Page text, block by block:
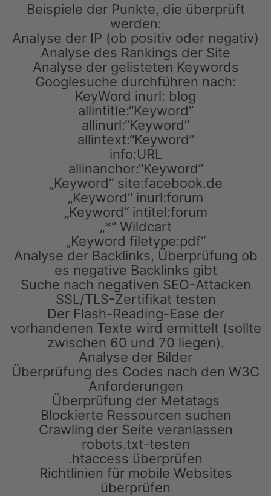
Beispiele der Punkte, die überprüft
werden:
Analyse der IP (ob positiv oder negativ)
Analyse des Rankings der Site
Analyse der gelisteten Keywords
Googlesuche durchführen nach:
KeyWord inurl: blog
allintitle:“Keyword”
allinurl:“Keyword”
allintext:“Keyword”
info:URL
allinanchor:“Keyword”
„Keyword“ site:facebook.de
„Keyword“ inurl:forum
„Keyword“ intitel:forum
„*“ Wildcart
„Keyword filetype:pdf“
Analyse der Backlinks, Überprüfung ob
es negative Backlinks gibt
Suche nach negativen SEO-Attacken
SSL/TLS-Zertifikat testen
Der Flash-Reading-Ease der
vorhandenen Texte wird ermittelt (sollte
zwischen 60 und 70 liegen).
Analyse der Bilder
Überprüfung des Codes nach den W3C
Anforderungen
Überprüfung der Metatags
Blockierte Ressourcen suchen
Crawling der Seite veranlassen
robots.txt-testen
.htaccess überprüfen
Richtlinien für mobile Websites
überprüfen